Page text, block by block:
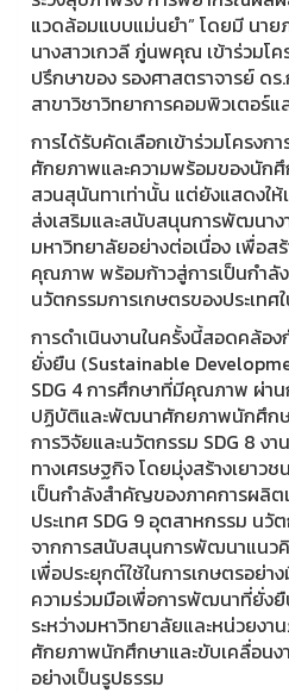
แวดล้อมแบบแม่นยำ” โดยมี นา
นางสาวเกวลี ภู่นพคุณ เข้าร่วมโค
ปรึกษาของ รองศาสตราจารย์
สาขาวิชาวิทยาการคอมพิวเตอร์
การได้รับคัดเลือกเข้าร่วมโครงก
ศักยภาพและความพร้อมของนัก
สวนสุนันทาเท่านั้น แต่ยังแสดงให้
ส่งเสริมและสนับสนุนการพัฒนา
มหาวิทยาลัยอย่างต่อเนื่อง เพื่อส
คุณภาพ พร้อมก้าวสู่การเป็นกำลั
นวัตกรรมการเกษตรของประเทศ
การดำเนินงานในครั้งนี้สอดคล้อ
ยั่งยืน (Sustainable
SDG 4 การศึกษาที่มีคุณภาพ ผ่าน
ปฏิบัติและพัฒนาศักยภาพนักศึกษ
การวิจัยและนวัตกรรม SDG 8 ง
ทางเศรษฐกิจ โดยมุ่งสร้างเยา
เป็นกำลังสำคัญของภาคการผลิต
ประเทศ SDG 9 อุตสาหกรรม นวั
จากการสนับสนุนการพัฒนาแนว
เพื่อประยุกต์ใช้ในการเกษตรอย่า
ความร่วมมือเพื่อการพัฒนาที่ยั่ง
ระหว่างมหาวิทยาลัยและหน่วยง
ศักยภาพนักศึกษาและขับเคลื่อนง
อย่างเป็นรูปธรรม